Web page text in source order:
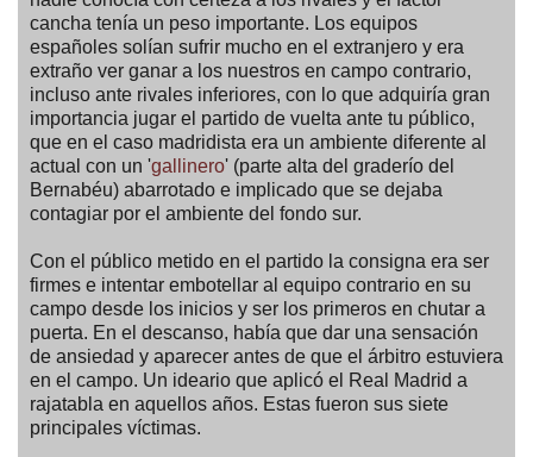
cancha tenía un peso importante. Los equipos
españoles solían sufrir mucho en el extranjero y era
extraño ver ganar a los nuestros en campo contrario,
incluso ante rivales inferiores, con lo que adquiría gran
importancia jugar el partido de vuelta ante tu público,
que en el caso madridista era un ambiente diferente al
actual con un 'gallinero' (parte alta del graderío del
Bernabéu) abarrotado e implicado que se dejaba
contagiar por el ambiente del fondo sur.
Con el público metido en el partido la consigna era ser
firmes e intentar embotellar al equipo contrario en su
campo desde los inicios y ser los primeros en chutar a
puerta. En el descanso, había que dar una sensación
de ansiedad y aparecer antes de que el árbitro estuviera
en el campo. Un ideario que aplicó el Real Madrid a
rajatabla en aquellos años. Estas fueron sus siete
principales víctimas.